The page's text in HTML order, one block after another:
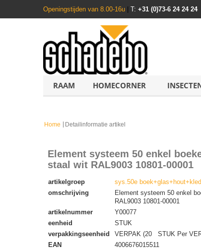
Openingstijden van 8.00-16u T: +31 (0)73-6 24 24 24
RAAM HOMECORNER
Home Detailinformatie artikel
Element systeem 50 enkel
staal wit RAL9003 10801-00001
artikelgroep
sys.50e
omschrijving
Element systeem 50 enkel
RAL9003 10801-00001
artikelnummer
Y00077
eenheid
STUK
verpakkingseenheid
VERPAK (20 STUK Per
EAN
4006676015511